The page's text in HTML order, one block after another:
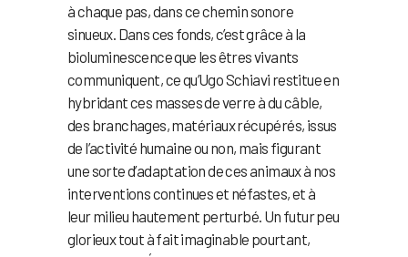
à chaque pas, dans ce chemin sonore
sinueux. Dans ces fonds, c’est grâce à la
bioluminescence que les êtres vivants
communiquent, ce qu’Ugo Schiavi restitue en
hybridant ces masses de verre à du câble,
des branchages, matériaux récupérés, issus
de l’activité humaine ou non, mais figurant
une sorte d’adaptation de ces animaux à nos
interventions continues et néfastes, et à
leur milieu hautement perturbé. Un futur peu
glorieux tout à fait imaginable pourtant,